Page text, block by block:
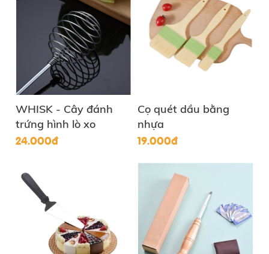
WHISK - Cây đánh
trứng hình lò xo
24.000đ
Cọ quét dầu bằng
nhựa
19.000đ